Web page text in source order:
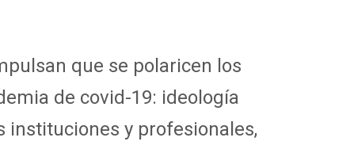
que se polaricen los
de covid-19: ideología
instituciones y profesionales,